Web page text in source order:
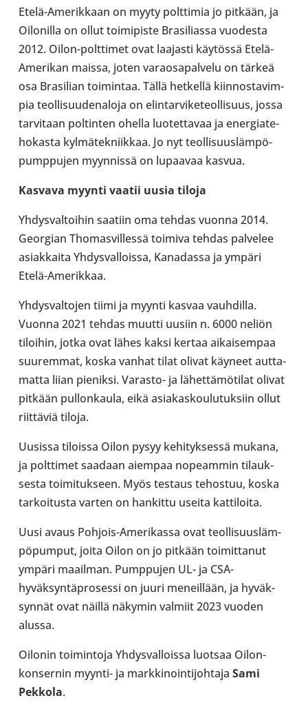
Etelä-​Amerikkaan on myyty polt­ti­mia jo pitkään, ja
Oilo­nilla on ollut toi­mi­piste Bra­si­liassa vuo­desta
2012. Oilon-​polttimet ovat laa­jasti käy­tössä Etelä-​
Amerikan maissa, joten varao­sa­pal­velu on tärkeä
osa Bra­si­lian toi­min­taa. Tällä het­kellä kiin­nos­ta­vim­
pia teol­li­suu­de­na­loja on elin­tar­vi­ke­teol­li­suus, jossa
tar­vi­taan pol­tin­ten ohella luo­tet­ta­vaa ja ener­gia­te­
ho­kasta kyl­mä­tek­niik­kaa. Jo nyt teol­li­suus­läm­pö­
pump­pu­jen myyn­nissä on lupaa­vaa kasvua.
Kasvava myynti vaatii uusia tiloja
Yhdys­val­toi­hin saatiin oma tehdas vuonna 2014.
Geor­gian Tho­mas­vil­lessä toimiva tehdas pal­ve­lee
asiak­kaita Yhdys­val­loissa, Kana­dassa ja ympäri
Etelä-​Amerikkaa.
Yhdys­val­to­jen tiimi ja myynti kasvaa vauh­dilla.
Vuonna 2021 tehdas muutti uusiin n. 6000 neliön
tiloi­hin, jotka ovat lähes kaksi kertaa aikai­sem­paa
suu­rem­mat, koska vanhat tilat olivat käyneet aut­ta­
matta liian pie­niksi. Varasto-​ ja lähet­tä­mö­ti­lat olivat
pitkään pul­lon­kaula, eikä asia­kas­kou­lu­tuk­siin ollut
riit­tä­viä tiloja.
Uusissa tiloissa Oilon pysyy kehi­tyk­sessä mukana,
ja polt­ti­met saadaan aiempaa nopeam­min tilauk­
sesta toi­mi­tuk­seen. Myös testaus tehos­tuu, koska
tar­koi­tusta varten on han­kittu useita kat­ti­loita.
Uusi avaus Pohjois-​Amerikassa ovat teol­li­suus­läm­
pö­pum­put, joita Oilon on jo pitkään toi­mit­ta­nut
ympäri maa­il­man. Pump­pu­jen UL- ja CSA-​
hyväksyntäprosessi on juuri meneil­lään, ja hyväk­
syn­nät ovat näillä näkymin valmiit 2023 vuoden
alussa.
Oilonin toi­min­toja Yhdys­val­loissa luotsaa Oilon-​
konsernin myynti- ja mark­ki­noin­ti­joh­taja Sami
Pekkola.